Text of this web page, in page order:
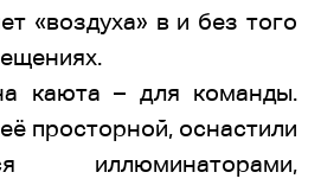
«воздуха» в и без того
каюта – для команды.
просторной, оснастили
иллюминаторами,